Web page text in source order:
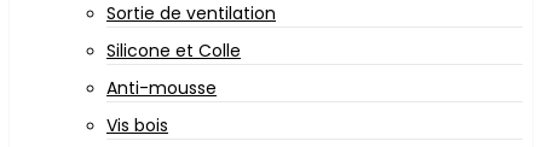
Sortie de ventilation
Silicone et Colle
Anti-mousse
Vis bois